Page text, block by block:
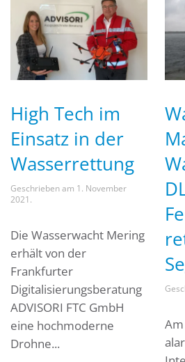
High Tech im
Einsatz in der
Wasserrettung
Geschrieben am 1. November
2021 .
Die Wasserwacht Mering
erhält von der
Frankfurter
Digitalisierungsberatung
ADVISORI FTC GmbH
eine hochmoderne
Drohne...